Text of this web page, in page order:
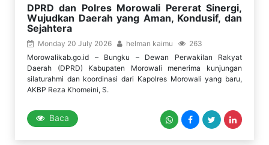
DPRD dan Polres Morowali Pererat Sinergi,
Wujudkan Daerah yang Aman, Kondusif, dan
Sejahtera
Monday 20 July 2026 helman kaimu
263
Morowalikab.go.id – Bungku – Dewan Perwakilan Rakyat
Daerah (DPRD) Kabupaten Morowali menerima kunjungan
silaturahmi dan koordinasi dari Kapolres Morowali yang baru,
AKBP Reza Khomeini, S.
Baca